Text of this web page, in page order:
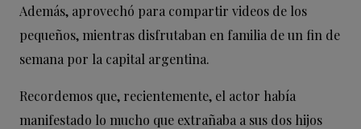
Además, aprovechó para compartir videos de los
pequeños, mientras disfrutaban en familia de un fin de
semana por la capital argentina.
Recordemos que, recientemente, el actor había
manifestado lo mucho que extrañaba a sus dos hijos